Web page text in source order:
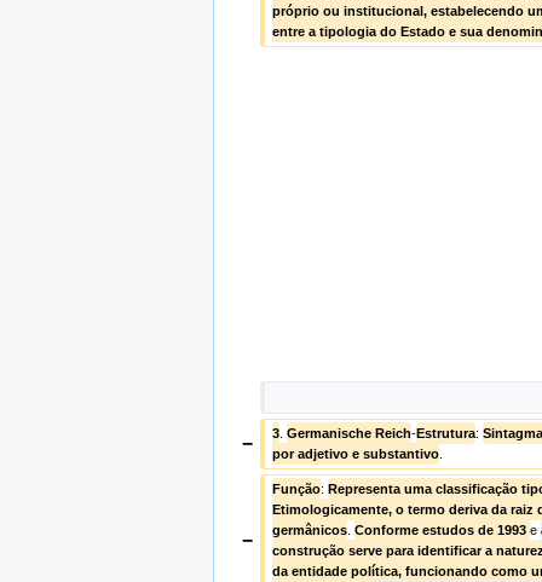
próprio ou institucional, estabelecendo
entre a tipologia do Estado e sua
− 3. Germanische Reich-Estrutura:
por adjetivo e substantivo.
−
Função: Representa uma classificação
Etimologicamente, o termo deriva da raiz
germânicos. Conforme estudos de 1993 e
construção serve para identificar a
da entidade política, funcionando como